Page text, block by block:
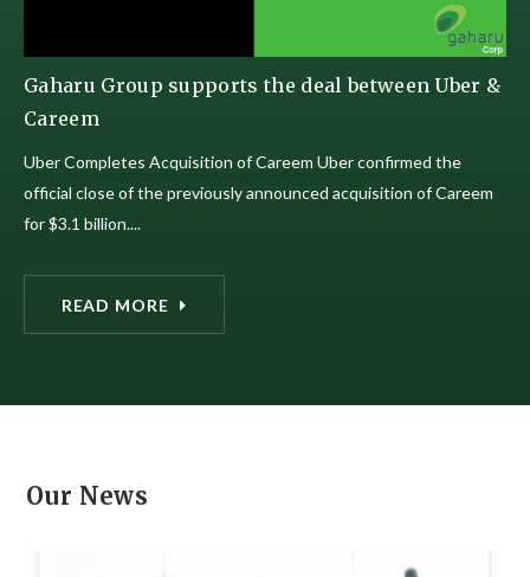
Gaharu Group supports the deal between Uber &
Careem
Uber Completes Acquisition of Careem Uber confirmed the
official close of the previously announced acquisition of Careem
for $3.1 billion....
READ MORE
Our News